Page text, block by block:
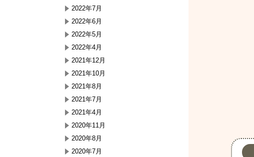
2022年7月
2022年6月
2022年5月
2022年4月
2021年12月
2021年10月
2021年8月
2021年7月
2021年4月
2020年11月
2020年8月
2020年7月